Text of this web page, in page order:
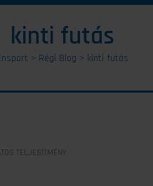
kinti futás
> Régi Blog > kinti futás
TELJESÍTMÉNY